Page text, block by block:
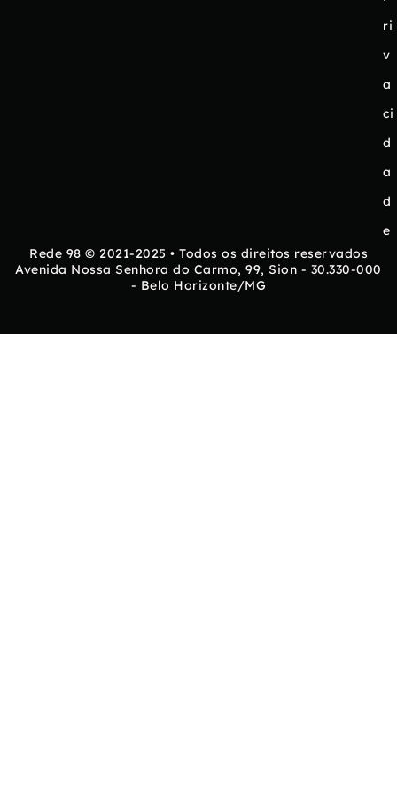
ri
v
a
ci
d
a
d
e
Rede 98 © 2021-2025 • Todos os direitos reservados
Avenida Nossa Senhora do Carmo, 99, Sion - 30.330-000
- Belo Horizonte/MG